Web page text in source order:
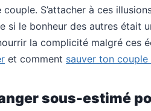
S’attacher à ces
si le bonheur des autres était
la complicité malgré ces
et comment sauver ton
sous-estimé